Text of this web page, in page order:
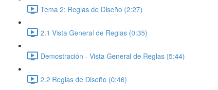
Tema 2: Reglas de Diseño (2:27)
2.1 Vista General de Reglas (0:35)
Demostración - Vista General de Reglas (5:44)
2.2 Reglas de Diseño (0:46)